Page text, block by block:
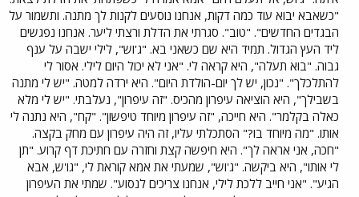
"כשאבא יבוא עוד כמה דקות, אנחנו נוסעים לקנות לך מתנה. ותשמור על
הבגדים החדשים". "טוב". סגרתי את הדלת ורצתי ליער. אנחנו נפגשים
ליד העץ הגדול. תמיד היא שם כשאני בא. "ג'וש", לילי ישבה על ענף
גבוה. "בוא תעלה", היא קראה לי. "אני לא יכול היום לילי. אסור לי
להתלכלך". "נכון, יש לך יום-הולדת היום". היא ירדה למטה. "יש לי מתנה
בשבילך", היא הוציאה עיפרון מהכיס. "זה עיפרון", נעלבתי. "יש לי מלא
כאלה בקלמר". היא חייכה, "זה עיפרון מיוחד טיפשון". "קח", היא נתנה לי
אותו. "מה מיוחד בו?" הסתכלתי עליו, זה היה עיפרון עם מחק בקצה.
"חכה, אני אראה לך". היא חיפשה קצת וחזרה עם חתיכת דף קרוע. "תן
לי אותו", היא ביקשה. "ג'וש", שמעתי את אמא קוראת לי, "גו'ש, אבא
הגיע". "אני חייב ללכת לילי, אנחנו צריכים לנסוע". שמתי את העיפרון